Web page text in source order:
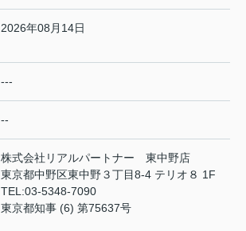
2026年08月14日
---
--
株式会社リアルパートナー 東中野店
東京都中野区東中野３丁目8-4 テリオ８ 1F
TEL:03-5348-7090
東京都知事 (6) 第75637号